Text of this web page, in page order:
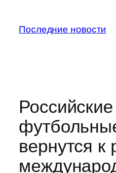
содержимому
Последние новости
Российские
вернутся к